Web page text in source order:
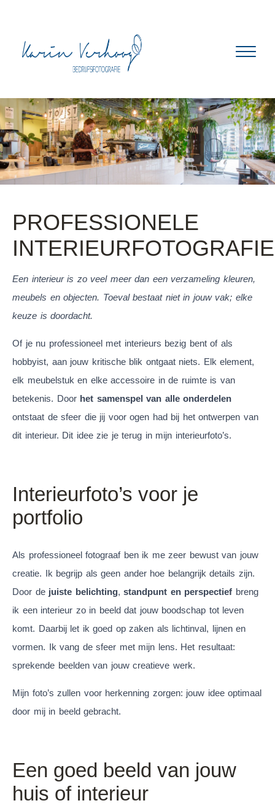
PROFESSIONELE
INTERIEURFOTOGRAFIE
Een interieur is zo veel meer dan een verzameling kleuren,
meubels en objecten. Toeval bestaat niet in jouw vak; elke
keuze is doordacht.
Of je nu professioneel met interieurs bezig bent of als
hobbyist, aan jouw kritische blik ontgaat niets. Elk element,
elk meubelstuk en elke accessoire in de ruimte is van
betekenis. Door het samenspel van alle onderdelen
ontstaat de sfeer die jij voor ogen had bij het ontwerpen van
dit interieur. Dit idee zie je terug in mijn interieurfoto’s.
Interieurfoto’s voor je
portfolio
Als professioneel fotograaf ben ik me zeer bewust van jouw
creatie. Ik begrijp als geen ander hoe belangrijk details zijn.
Door de juiste belichting, standpunt en perspectief breng
ik een interieur zo in beeld dat jouw boodschap tot leven
komt. Daarbij let ik goed op zaken als lichtinval, lijnen en
vormen. Ik vang de sfeer met mijn lens. Het resultaat:
sprekende beelden van jouw creatieve werk.
Mijn foto’s zullen voor herkenning zorgen: jouw idee optimaal
door mij in beeld gebracht.
Een goed beeld van jouw
huis of interieur